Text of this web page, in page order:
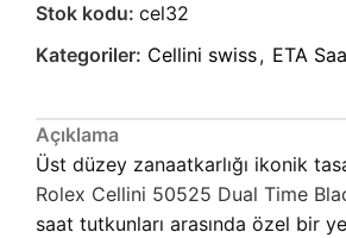
Stok kodu: cel32
Kategoriler: Cellini swiss, ETA
Açıklama
Üst düzey zanaatkarlığı ikonik
Rolex Cellini 50525 Dual Time
saat tutkunları arasında özel bir